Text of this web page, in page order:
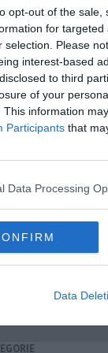
opt-out of the
for
selection. Please
interest-based
to third
of your
This information
Participants that
Data Processing
Data
iscriviti alla
nella tua
"scortato"
repubblica di pisa